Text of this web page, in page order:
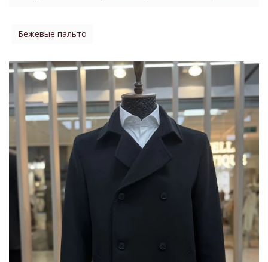
Бежевые пальто